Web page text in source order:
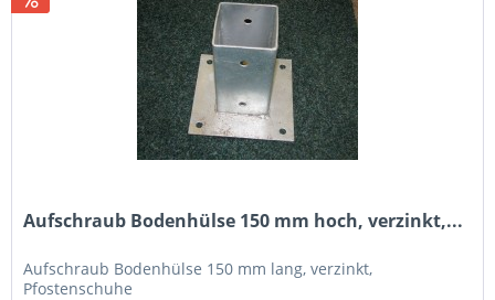
Aufschraub Bodenhülse 150 mm hoch, verzinkt,...
Aufschraub Bodenhülse 150 mm lang, verzinkt,
Pfostenschuhe